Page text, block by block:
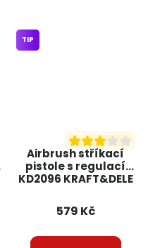
Airbrush stříkací
pistole s regulací
KD2096 KRAFT&DELE
TIP
579 Kč